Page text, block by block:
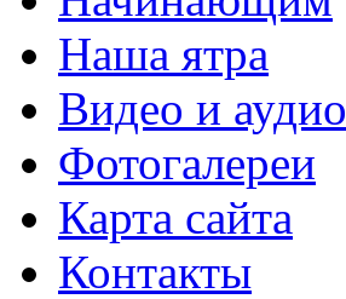
Наша ятра
Видео и аудио
Фотогалереи
Карта сайта
Контакты